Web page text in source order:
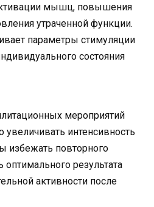
мышц, повышения
утраченной функции.
параметры стимуляции
состояния
мероприятий
увеличивать интенсивность
избежать повторного
результата
активности после